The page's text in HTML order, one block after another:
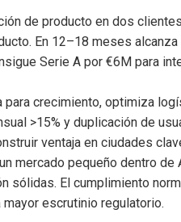
de producto en dos
En 12–18 meses alcanza
Serie A por €6M para
crecimiento, optimiza
>15% y duplicación de
ventaja en ciudades
mercado pequeño dentro de
sólidas. El cumplimiento
escrutinio regulatorio.